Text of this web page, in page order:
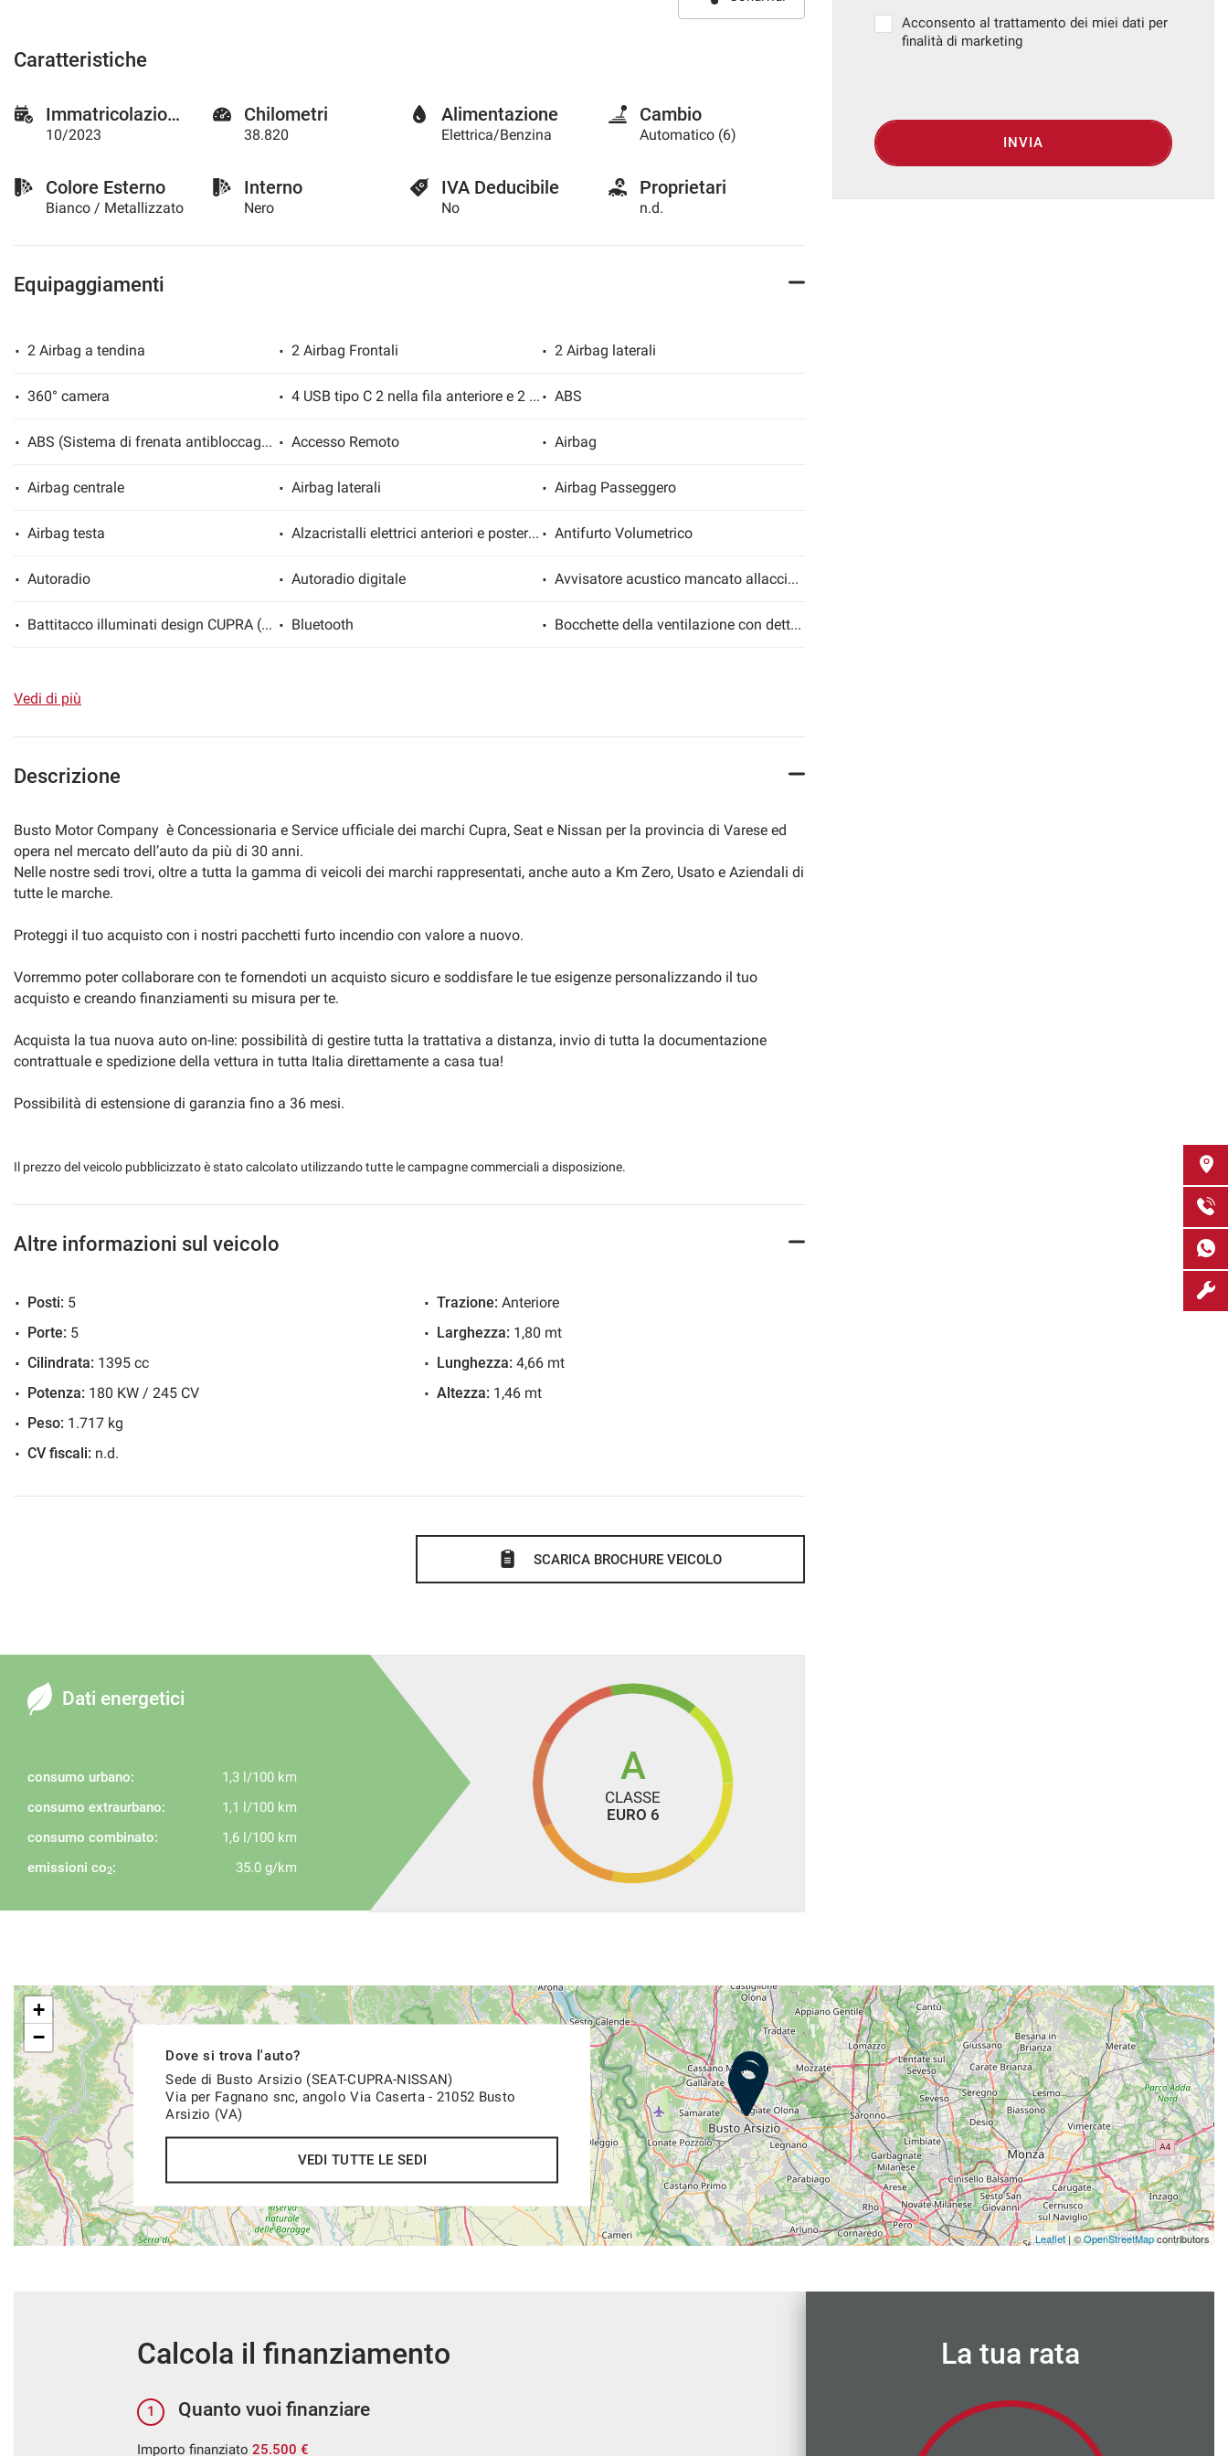
Caratteristiche
Immatricolazione
10/2023
Chilometri
38.820
Alimentazione
Elettrica/Benzina
Cambio
Automatico (6)
Colore Esterno
Bianco / Metallizzato
Interno
Nero
IVA Deducibile
No
Proprietari
n.d.
Equipaggiamenti
2 Airbag a tendina 2 Airbag Frontali 2 Airbag laterali
360° camera 4 USB tipo C 2 nella fila anteriore e 2 nella fila posteriore ABS
ABS (Sistema di frenata antibloccaggio) Accesso Remoto Airbag
Airbag centrale Airbag laterali Airbag Passeggero
Airbag testa Alzacristalli elettrici anteriori e posteriori Antifurto Volumetrico
Autoradio Autoradio digitale Avvisatore acustico mancato allacciamento cintura di sicurezza
Battitacco illuminati design CUPRA (portiere anteriori) Bluetooth Bocchette della ventilazione con dettagli in color rame
Cornice finestrini in colore nero lucido Cover chiave in fibra di carbonio
Cruise Control
ESP
Fendinebbia Frenata d'emergenza assistita Freno di stazionamento elettrico
Front Assist con sistema di frenata di emergenza e rilevamento pedoni e ciclisti Full Link wireless
Paraurti e spoiler posteriore sportivi Park assist Pneumatici 235/35 R19 91Y
Sensore di luce Sensori di parcheggio posteriori
Sensori Di Parcheggio Posteriori
Navigatore satellitare
Terminali di scarico simulati Tetto panoramico apribile a scorrimento elettrico Vetri posteriori oscurati
Vision Plus con Videocamera posteriore e Park Assist Volante in pelle con design Cupra con leve del cambio
Vedi di più
Descrizione
Busto Motor Company è Concessionaria e Service ufficiale dei marchi Cupra, Seat e Nissan per la provincia di Varese ed
opera nel mercato dell’auto da più di 30 anni.
Nelle nostre sedi trovi, oltre a tutta la gamma di veicoli dei marchi rappresentati, anche auto a Km Zero, Usato e Aziendali di
tutte le marche.
Proteggi il tuo acquisto con i nostri pacchetti furto incendio con valore a nuovo.
Vorremmo poter collaborare con te fornendoti un acquisto sicuro e soddisfare le tue esigenze personalizzando il tuo
acquisto e creando finanziamenti su misura per te.
Acquista la tua nuova auto on-line: possibilità di gestire tutta la trattativa a distanza, invio di tutta la documentazione
contrattuale e spedizione della vettura in tutta Italia direttamente a casa tua!
Possibilità di estensione di garanzia fino a 36 mesi.
Il prezzo del veicolo pubblicizzato è stato calcolato utilizzando tutte le campagne commerciali a disposizione.
Altre informazioni sul veicolo
Posti: 5
Porte: 5
Cilindrata: 1395 cc
Potenza: 180 KW / 245 CV
Peso: 1.717 kg
CV fiscali: n.d.
Trazione: Anteriore
Larghezza: 1,80 mt
Lunghezza: 4,66 mt
Altezza: 1,46 mt
SCARICA BROCHURE VEICOLO
Dati energetici
consumo urbano:
1,3 l/100 km
consumo extraurbano:
1,1 l/100 km
consumo combinato:
1,6 l/100 km
emissioni co2: 35.0 g/km
A
CLASSE
EURO 6
Acconsento al trattamento dei miei dati per
finalità di marketing
INVIA
Dove si trova l'auto?
Sede di Busto Arsizio (SEAT-CUPRA-NISSAN)
Via per Fagnano snc, angolo Via Caserta - 21052 Busto
Arsizio (VA)
VEDI TUTTE LE SEDI
+
−
Leaflet| ©OpenStreetMapcontributors
Calcola il finanziamento
1 Quanto vuoi finanziare
Importo finanziato 25.500 €
La tua rata
di
tracciamento
rimanda
alla
cookie
Puoi
rivedere
tue
scelte
momento.
Cookie per il miglioramento dell'esperienza utente